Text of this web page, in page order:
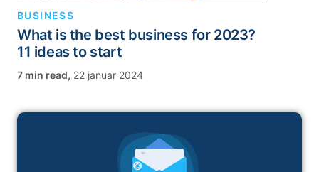
BUSINESS
What is the best business for 2023?
11 ideas to start
, 22 januar 2024